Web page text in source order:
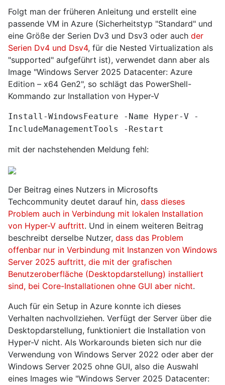
Folgt man der früheren Anleitung und erstellt eine
passende VM in Azure (Sicherheitstyp "Standard" und
eine Größe der Serien Dv3 und Dsv3 oder auch der
Serien Dv4 und Dsv4, für die Nested Virtualization als
"supported" aufgeführt ist), verwendet dann aber als
Image "Windows Server 2025 Datacenter: Azure
Edition – x64 Gen2", so schlägt das PowerShell-
Kommando zur Installation von Hyper-V
Install-WindowsFeature -Name Hyper-V -
IncludeManagementTools -Restart
mit der nachstehenden Meldung fehl:
Der Beitrag eines Nutzers in Microsofts
Techcommunity deutet darauf hin, dass dieses
Problem auch in Verbindung mit lokalen Installation
von Hyper-V auftritt. Und in einem weiteren Beitrag
beschreibt derselbe Nutzer, dass das Problem
offenbar nur in Verbindung mit Instanzen von Windows
Server 2025 auftritt, die mit der grafischen
Benutzeroberfläche (Desktopdarstellung) installiert
sind, bei Core-Installationen ohne GUI aber nicht.
Auch für ein Setup in Azure konnte ich dieses
Verhalten nachvollziehen. Verfügt der Server über die
Desktopdarstellung, funktioniert die Installation von
Hyper-V nicht. Als Workarounds bieten sich nur die
Verwendung von Windows Server 2022 oder aber der
Windows Server 2025 ohne GUI, also die Auswahl
eines Images wie "Windows Server 2025 Datacenter: